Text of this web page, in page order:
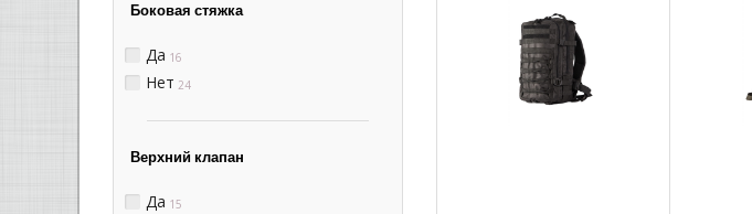
Боковая стяжка
Да 16
Нет 24
Верхний клапан
Да 15